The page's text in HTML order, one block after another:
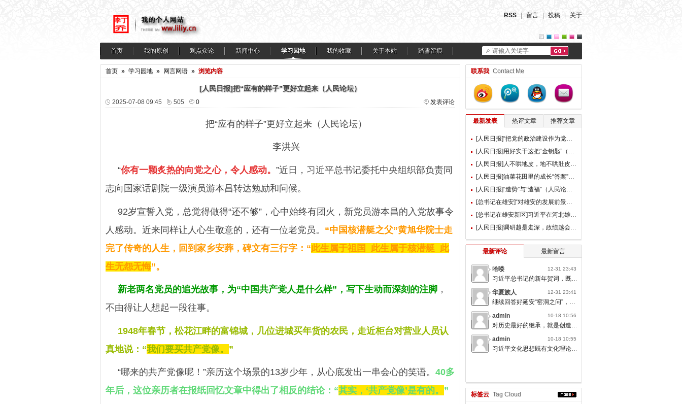
RSS 留言 投稿 关于
请输入关键字
首页 我的原创 观点众论 新闻中心 学习园地 我的收藏 关于本站 踏雪留痕
首页 » 学习园地 » 网言网语 » 浏览内容
[人民日报]把“应有的样子”更好立起来（人民论坛）
2025-07-08 09:45 505 0 发表评论
把“应有的样子”更好立起来（人民论坛）
李洪兴
“你有一颗炙热的向党之心，令人感动。 ”近日，习近平总书记委托中央组织部负责同
志向国家话剧院一级演员游本昌转达勉励和问候。
92岁宣誓入党，总觉得做得“还不够”，心中始终有团火，新党员游本昌的入党故事令
人感动。近来同样让人心生敬意的，还有一位老党员。 “中国核潜艇之父”黄旭华院士走
完了传奇的人生，回到家乡安葬，碑文有三行字：“此生属于祖国 此生属于核潜艇 此
生无怨无悔”。
新老两名党员的追光故事，为“中国共产党人是什么样”，写下生动而深刻的注脚 ，
不由得让人想起一段往事。
1948年春节，松花江畔的富锦城，几位进城买年货的农民，走近柜台对营业人员认
真地说：“我们要买共产党像。 ”
“哪来的共产党像呢！”亲历这个场景的13岁少年，从心底发出一串会心的笑语。 40多
年后，这位亲历者在报纸回忆文章中得出了相反的结论：“其实，‘共产党像’是有的。 ”
联系我 Contact Me
最新发表 热评文章 推荐文章
最新评论 最新留言
哈喽 12-31 23:43
习近平总书记的新年贺词，既充满温度，又饱含深情，太催人奋进了。
华夏族人
12-31 23:41
继续回答好延安“窑洞之问”，书写无愧于人民的时代答卷。
admin
10-18 10:56
对历史最好的继承，就是创造新的历史；对人类文明最大的礼敬，就是创造人类文明新形态。
admin
10-18 10:55
习近平文化思想既有文化理论观点上的创新和突破，又有文化工作布局上的部署要求，标志着我们党对中国特色社会主义文化建设规律的认识达到了新高度，表明我们党的历史自信、文化自信达到了新高度。
标签云 Tag Cloud